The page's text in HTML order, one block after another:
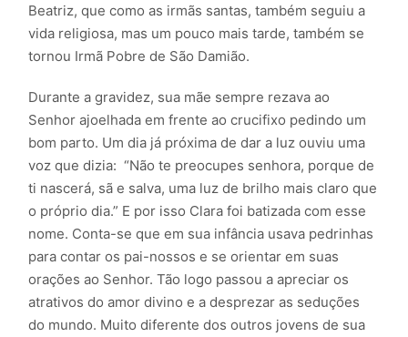
Beatriz, que como as irmãs santas, também seguiu a
vida religiosa, mas um pouco mais tarde, também se
tornou Irmã Pobre de São Damião.
Durante a gravidez, sua mãe sempre rezava ao
Senhor ajoelhada em frente ao crucifixo pedindo um
bom parto. Um dia já próxima de dar a luz ouviu uma
voz que dizia: “Não te preocupes senhora, porque de
ti nascerá, sã e salva, uma luz de brilho mais claro que
o próprio dia.” E por isso Clara foi batizada com esse
nome. Conta-se que em sua infância usava pedrinhas
para contar os pai-nossos e se orientar em suas
orações ao Senhor. Tão logo passou a apreciar os
atrativos do amor divino e a desprezar as seduções
do mundo. Muito diferente dos outros jovens de sua